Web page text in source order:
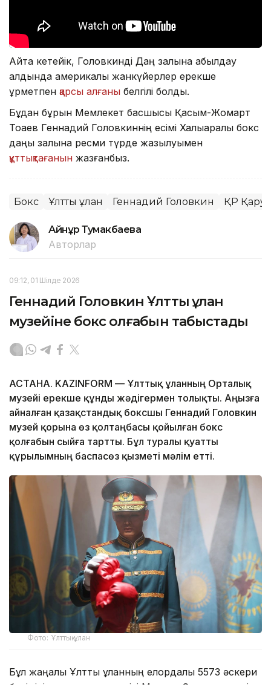
Айта кетейік, Головкинді Даңқ залына қабылдау
алдында америкалық жанкүйерлер ерекше
құрметпен қарсы алғаны белгілі болды.
Бұдан бұрын Мемлекет басшысы Қасым-Жомарт
Тоқаев Геннадий Головкиннің есімі Халықаралық бокс
даңқы залына ресми түрде жазылуымен
құттықтағанын жазғанбыз.
Бокс Ұлттық ұлан Геннадий Головкин ҚР
Айнұр Тумакбаева
Авторлар
09:12, 01 Шілде 2026
Геннадий Головкин Ұлттық ұлан
музейіне бокс қолғабын табыстады
АСТАНА. KAZINFORM — Ұлттық ұланның Орталық
музейі ерекше құнды жәдігермен толықты. Аңызға
айналған қазақстандық боксшы Геннадий Головкин
музей қорына өз қолтаңбасы қойылған бокс
қолғабын сыйға тартты. Бұл туралы қуатты
құрылымның баспасөз қызметі мәлім етті.
Фото: Ұлттық ұлан
Бұл жаңалық Ұлттық ұланның елордалық 5573 әскери
бөлімінің әскери қызметшісі Марлен Сұрамаев үшін